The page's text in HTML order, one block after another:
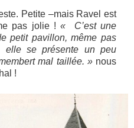
Petite –mais Ravel est
pas jolie !« C’est une
petit pavillon, même pas
elle se présente un peu
mal taillée. » nous
!